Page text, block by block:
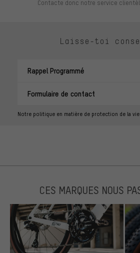
Contacte donc notre service
Laisse-toi
Rappel Programmé
Formulaire de contact
Notre politique en matière de protection de la
CES MARQUES NOUS